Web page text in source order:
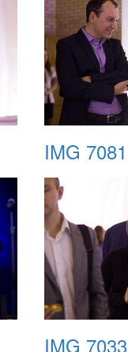
IMG 7081
IMG 7033